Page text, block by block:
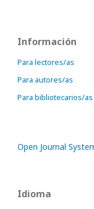
Información
Para lectores/as
Para autores/as
Para bibliotecarios/as
Open Journal
Idioma